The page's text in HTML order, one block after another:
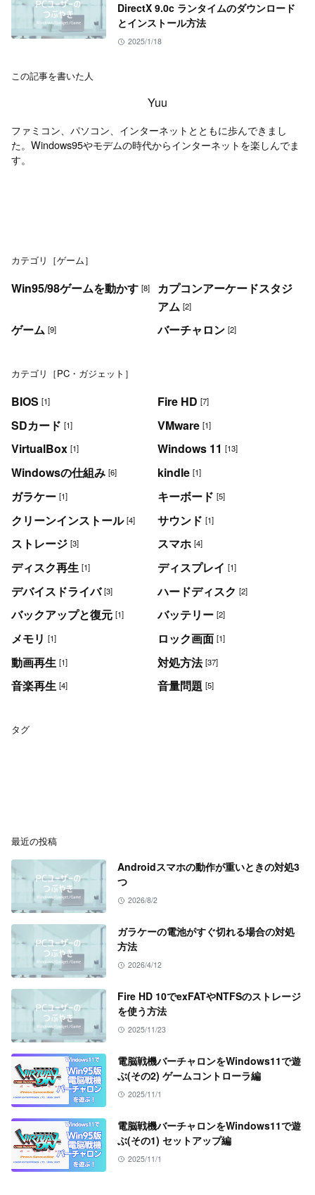
DirectX 9.0c ランタイムのダウンロード
とインストール方法
2025/1/18
この記事を書いた人
Yuu
ファミコン、パソコン、インターネットとともに歩んできまし
た。Windows95やモデムの時代からインターネットを楽しんでま
す。
カテゴリ［ゲーム］
Win95/98ゲームを動かす [8]
カプコンアーケードスタジ
アム [2]
ゲーム [9] バーチャロン [2]
カテゴリ［PC・ガジェット］
BIOS [1] Fire HD [7]
SDカード [1] VMware [1]
VirtualBox [1] Windows 11 [13]
Windowsの仕組み [6] kindle [1]
ガラケー [1] キーボード [5]
クリーンインストール [4] サウンド [1]
ストレージ [3] スマホ [4]
ディスク再生 [1] ディスプレイ [1]
デバイスドライバ [3] ハードディスク [2]
バックアップと復元 [1] バッテリー [2]
メモリ [1] ロック画面 [1]
動画再生 [1] 対処方法 [37]
音楽再生 [4] 音量問題 [5]
タグ
最近の投稿
Androidスマホの動作が重いときの対処3
つ
2026/8/2
ガラケーの電池がすぐ切れる場合の対処
方法
2026/4/12
Fire HD 10でexFATやNTFSのストレージ
を使う方法
2025/11/23
電脳戦機バーチャロンをWindows11で遊
ぶ(その2) ゲームコントローラ編
2025/11/1
電脳戦機バーチャロンをWindows11で遊
ぶ(その1) セットアップ編
2025/11/1